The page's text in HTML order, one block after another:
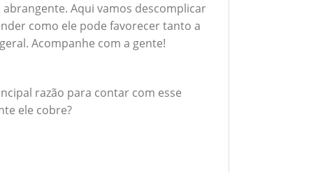
Aqui vamos descomplicar
como ele pode favorecer tanto a
Acompanhe com a gente!
razão para contar com esse
ele cobre?